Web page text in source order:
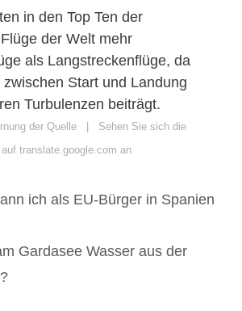
in den Top Ten der
der Welt mehr
als Langstreckenflüge, da
Start und Landung
Turbulenzen beiträgt.
der Quelle | Sehen Sie sich die
translate.google.com an
ich als EU-Bürger in Spanien
Gardasee Wasser aus der